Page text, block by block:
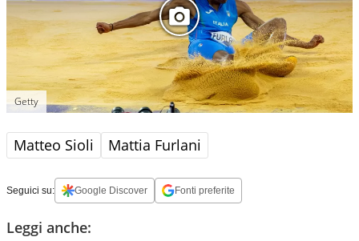
Getty
Matteo Sioli Mattia Furlani
Seguici su: Google Discover Fonti preferite
Leggi anche: